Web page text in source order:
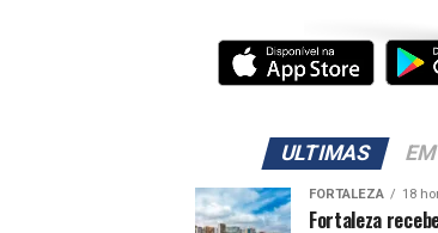
ULTIMAS
FORTALEZA 18
Fortaleza